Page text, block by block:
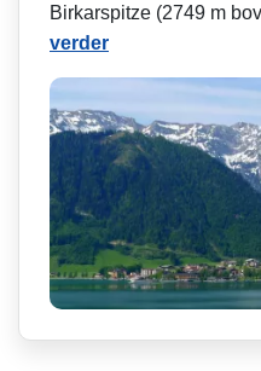
Birkarspitze (2749 m
verder